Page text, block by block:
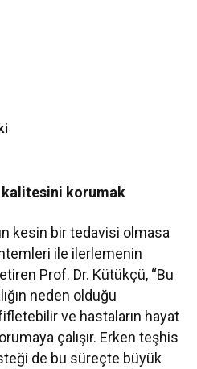
kalitesini korumak
kesin bir tedavisi olmasa
ile ilerlemenin
Prof. Dr. Kütükçü, “Bu
neden olduğu
ve hastaların hayat
çalışır. Erken teşhis
de bu süreçte büyük